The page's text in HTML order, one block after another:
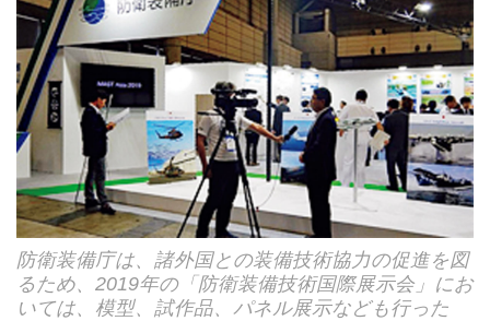
防衛装備庁は、諸外国との装備技術協力の促進を図
るため、2019年の「防衛装備技術国際展示会」にお
いては、模型、試作品、パネル展示なども行った